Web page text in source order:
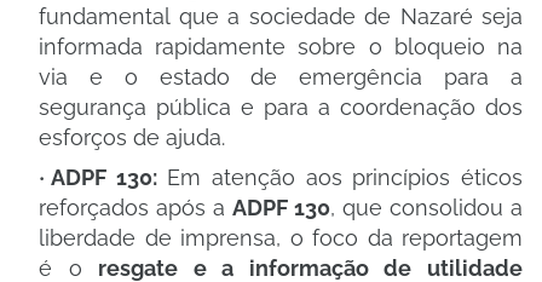
fundamental que a sociedade de Nazaré seja
informada rapidamente sobre o bloqueio na
via e o estado de emergência para a
segurança pública e para a coordenação dos
esforços de ajuda.
ADPF 130:Em atenção aos princípios éticos
reforçados após a ADPF 130, que consolidou a
liberdade de imprensa, o foco da reportagem
é o resgate e a informação de utilidade